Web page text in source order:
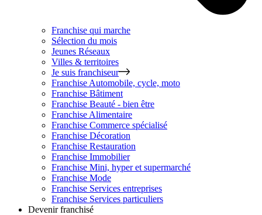
Franchise qui marche
Sélection du mois
Jeunes Réseaux
Villes & territoires
Je suis franchiseur
Franchise Automobile, cycle, moto
Franchise Bâtiment
Franchise Beauté - bien être
Franchise Alimentaire
Franchise Commerce spécialisé
Franchise Décoration
Franchise Restauration
Franchise Immobilier
Franchise Mini, hyper et supermarché
Franchise Mode
Franchise Services entreprises
Franchise Services particuliers
Devenir franchisé